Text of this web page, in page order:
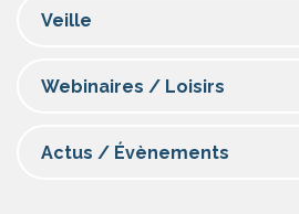
Veille
Webinaires / Loisirs
Actus / Évènements